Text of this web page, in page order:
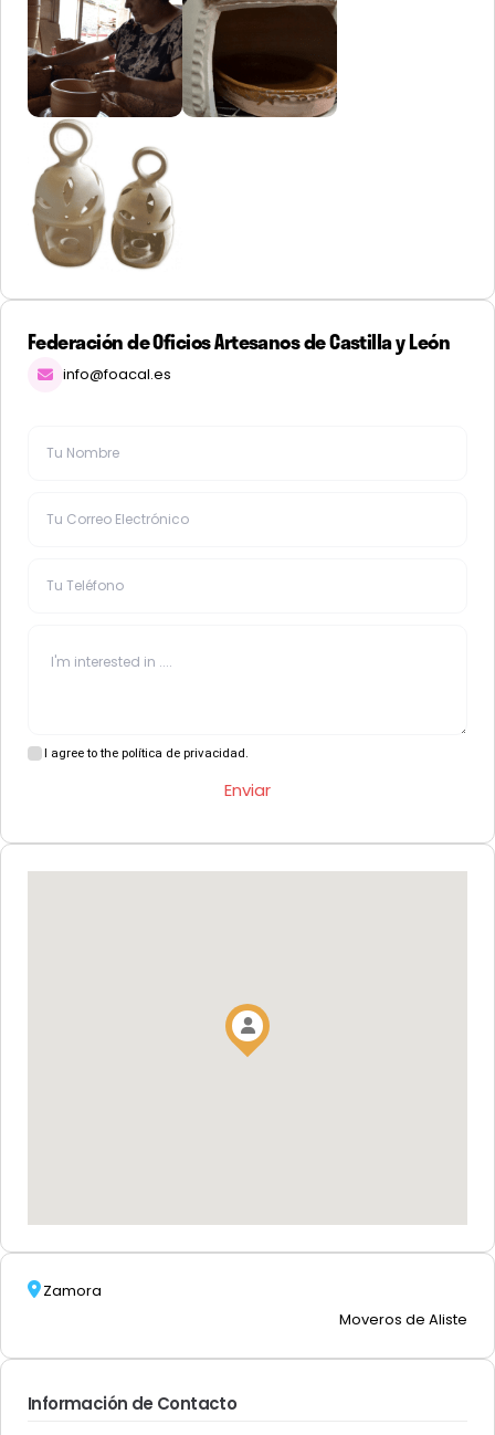
Federación de Oficios Artesanos de Castilla y León
info@foacal.es
I agree to the política de privacidad.
Enviar
Zamora
Moveros de Aliste
Información de Contacto